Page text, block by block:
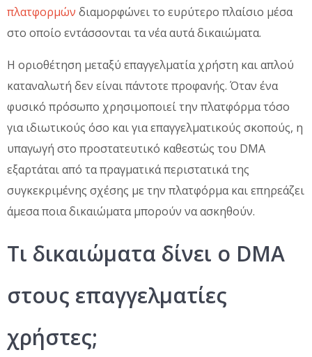
πλατφορμών διαμορφώνει το ευρύτερο πλαίσιο μέσα
στο οποίο εντάσσονται τα νέα αυτά δικαιώματα.
Η οριοθέτηση μεταξύ επαγγελματία χρήστη και απλού
καταναλωτή δεν είναι πάντοτε προφανής. Όταν ένα
φυσικό πρόσωπο χρησιμοποιεί την πλατφόρμα τόσο
για ιδιωτικούς όσο και για επαγγελματικούς σκοπούς, η
υπαγωγή στο προστατευτικό καθεστώς του DMA
εξαρτάται από τα πραγματικά περιστατικά της
συγκεκριμένης σχέσης με την πλατφόρμα και επηρεάζει
άμεσα ποια δικαιώματα μπορούν να ασκηθούν.
Τι δικαιώματα δίνει ο DMA
στους επαγγελματίες
χρήστες;